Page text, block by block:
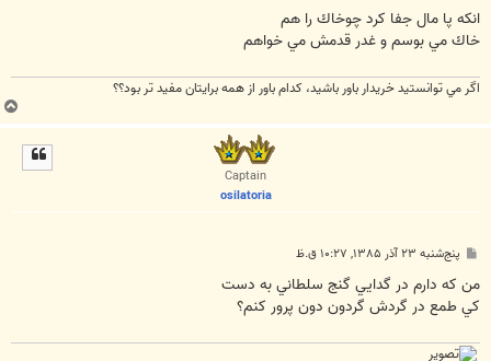
ت
انكه پا مال جفا كرد چوخاك را هم
خاك مي بوسم و غدر قدمش مي خواهم
اگر مي توانستيد خريدار باور باشيد، كدام باور از همه برايتان مفيد تر بود؟؟
ب
ا
Captain
osilatoria
پ
ت
پنج‌شنبه ۲۳ آذر ۱۳۸۵, ۱۰:۲۷ ق.ظ
من که دارم در گدايي گنج سلطاني به دست
کي طمع در گردش گردون دون پرور کنم؟